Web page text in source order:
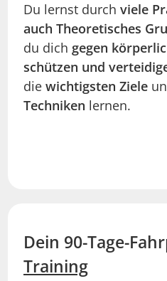
Du lernst durch viele
auch Theoretisches
du dich gegen
schützen und
die wichtigsten Ziele
Techniken lernen.
Dein 90-Tage-
Training